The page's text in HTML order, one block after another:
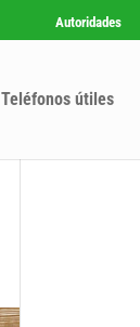
Autoridades
Teléfonos útiles